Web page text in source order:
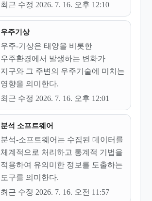
최근 수정 2026. 7. 16. 오후 12:10
우주기상
우주-기상은 태양을 비롯한
우주환경에서 발생하는 변화가
지구와 그 주변의 우주기술에 미치는
영향을 의미한다.
최근 수정 2026. 7. 16. 오후 12:01
분석 소프트웨어
분석-소프트웨어는 수집된 데이터를
체계적으로 처리하고 통계적 기법을
적용하여 유의미한 정보를 도출하는
도구를 의미한다.
최근 수정 2026. 7. 16. 오전 11:57